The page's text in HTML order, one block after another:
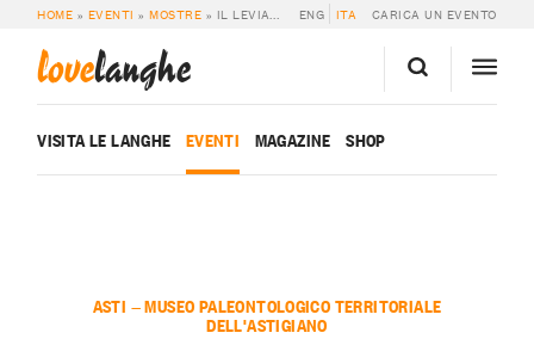
HOME » EVENTI »MOSTRE » IL LEVIATANO E LE SIRENE ENG ITA CARICA UN EVENTO
lovelanghe
VISITA LE LANGHE EVENTI MAGAZINE SHOP
ASTI — MUSEO PALEONTOLOGICO TERRITORIALE
DELL'ASTIGIANO